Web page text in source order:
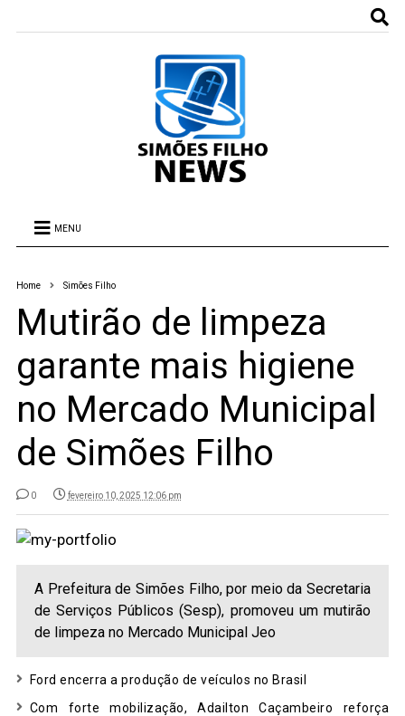
MENU
Home Simões Filho
Mutirão de limpeza
garante mais higiene
no Mercado Municipal
de Simões Filho
0 fevereiro 10, 2025 12:06 pm
A Prefeitura de Simões Filho, por meio da Secretaria
de Serviços Públicos (Sesp), promoveu um mutirão
de limpeza no Mercado Municipal Jeo
Ford encerra a produção de veículos no Brasil
Com forte mobilização, Adailton Caçambeiro reforça